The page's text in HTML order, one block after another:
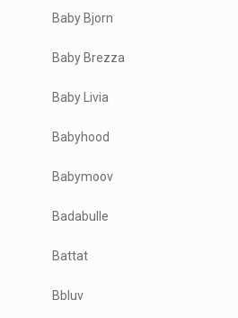
Baby Bjorn
Baby Brezza
Baby Livia
Babyhood
Babymoov
Badabulle
Battat
Bbluv